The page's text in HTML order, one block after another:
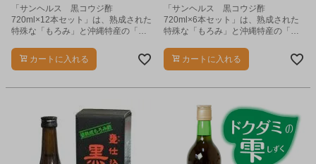
「サンヘルス 黒コウジ酢
720ml×12本セット」は、熟成された
特殊な「もろみ」と沖縄特産の「黒
かけ、天然発酵させた甕仕込みの黒
酢で、特に天然の“クエン酸”の量が抜
カートに入れる
「サンヘルス 黒コウジ酢
720ml×6本セット」は、熟成された
特殊な「もろみ」と沖縄特産の「黒
かけ、天然発酵させた甕仕込みの黒
酢で、特に天然の“クエン酸”の量が抜
カートに入れる